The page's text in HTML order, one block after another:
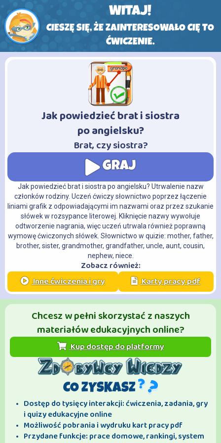
WITAJ!
CIESZĘ SIĘ, ŻE ZAINTERESOWAŁO CIĘ TO
ĆWICZENIE.
Jak powiedzieć brat i siostra
po angielsku?
Brat, czy siostra?
GRAJ
Jak powiedzieć brat i siostra po angielsku? Utrwalenie nazw
członków rodziny. Uczeń ćwiczy słownictwo poprzez łączenie
liniami grafik z odpowiadającymi im nazwami oraz przez szukanie
słówek w rozsypance literowej. Kliknięcie nazwy wywołuje
odtworzenie nagrania, więc uczeń utrwala również poprawną
wymowę ćwiczonych słówek. Słownictwo w quizie: mother, father,
brother, sister, grandmother, grandfather, uncle, aunt, cousin,
nephew, niece.
Zobacz również:
Inne ćwiczenia i gry Karty pracy pdf
Chcesz w pełni skorzystać z naszych
materiałów edukacyjnych online?
Kup dostęp do platformy
CO ZYSKASZ
Dostęp do tysięcy interakcji: ćwiczenia, zadania, gry
i quizy edukacyjne online
Możliwość pobrania i wydruku kart pracy pdf
Przydane funkcje: prace domowe, rankingi, system